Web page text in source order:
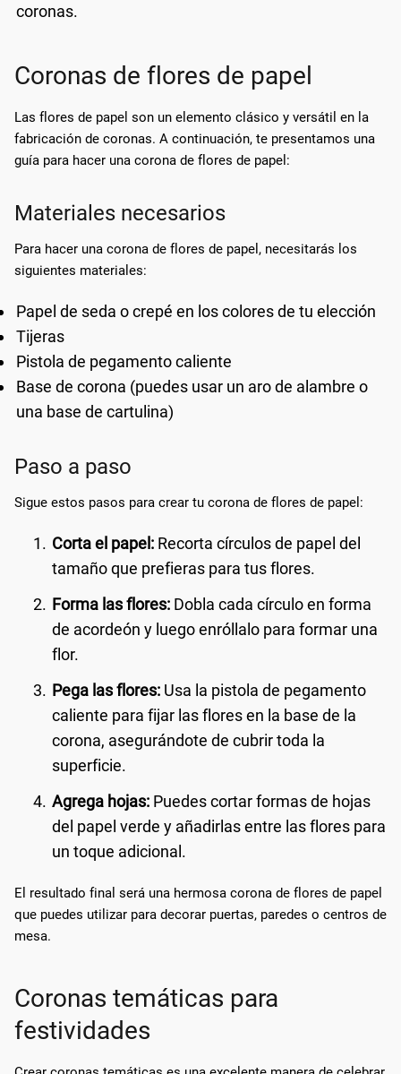
coronas.
Coronas de flores de papel
Las flores de papel son un elemento clásico y versátil en la
fabricación de coronas. A continuación, te presentamos una
guía para hacer una corona de flores de papel:
Materiales necesarios
Para hacer una corona de flores de papel, necesitarás los
siguientes materiales:
Papel de seda o crepé en los colores de tu elección
Tijeras
Pistola de pegamento caliente
Base de corona (puedes usar un aro de alambre o
una base de cartulina)
Paso a paso
Sigue estos pasos para crear tu corona de flores de papel:
Corta el papel: Recorta círculos de papel del
tamaño que prefieras para tus flores.
Forma las flores: Dobla cada círculo en forma
de acordeón y luego enróllalo para formar una
flor.
Pega las flores: Usa la pistola de pegamento
caliente para fijar las flores en la base de la
corona, asegurándote de cubrir toda la
superficie.
Agrega hojas: Puedes cortar formas de hojas
del papel verde y añadirlas entre las flores para
un toque adicional.
El resultado final será una hermosa corona de flores de papel
que puedes utilizar para decorar puertas, paredes o centros de
mesa.
Coronas temáticas para
festividades